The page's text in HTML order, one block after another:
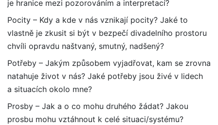
je hranice mezi pozorováním a interpretací?
Pocity – Kdy a kde v nás vznikají pocity? Jaké to
vlastně je zkusit si být v bezpečí divadelního prostoru
chvíli opravdu naštvaný, smutný, nadšený?
Potřeby – Jakým způsobem vyjadřovat, kam se zrovna
natahuje život v nás? Jaké potřeby jsou živé v lidech
a situacích okolo mne?
Prosby – Jak a o co mohu druhého žádat? Jakou
prosbu mohu vztáhnout k celé situaci/systému?